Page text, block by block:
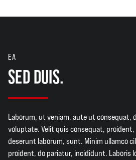
EA
SED DUIS.
Laborum, ut veniam, aute ut consequat,
voluptate. Velit quis consequat,
deserunt laborum, sunt. Minim ullamco
proident, do pariatur, incididunt. Laboris